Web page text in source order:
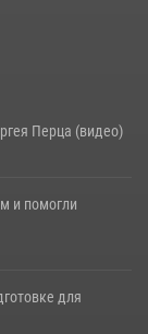
Перца (видео)
и помогли
для